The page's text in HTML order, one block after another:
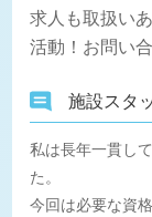
求人も取扱い
活動！お問い
施設スタ
私は長年一貫し
た。
今回は必要な資